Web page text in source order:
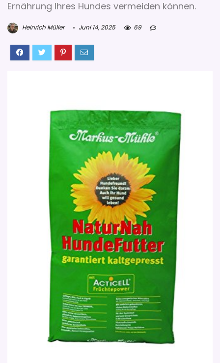
Ernährung Ihres Hundes vermeiden können.
Heinrich Müller Juni 14, 2025 69